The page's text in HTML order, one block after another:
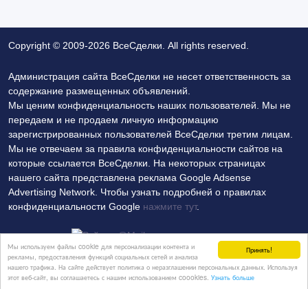
Принять!
Мы используем файлы cookie для персонализации контента и
рекламы, предоставления функций социальных сетей и анализа
нашего трафика. На сайте действует политика о неразглашении персональных данных. Используя
этот веб-сайт, вы соглашаетесь с нашим использованием coookies. Узнать больше
Copyright © 2009-2026 ВсеСделки. All rights reserved.
Администрация сайта ВсеСделки не несет ответственность за
содержание размещенных объявлений.
Мы ценим конфиденциальность наших пользователей. Мы не
передаем и не продаем личную информацию
зарегистрированных пользователей ВсеСделки третим лицам.
Мы не отвечаем за правила конфиденциальности сайтов на
которые ссылается ВсеСделки. На некоторых страницах
нашего сайта представлена реклама Google Adsense
Advertising Network. Чтобы узнать подробней о правилах
конфиденциальности Google нажмите тут.
Политика конфиденциальности Контакты